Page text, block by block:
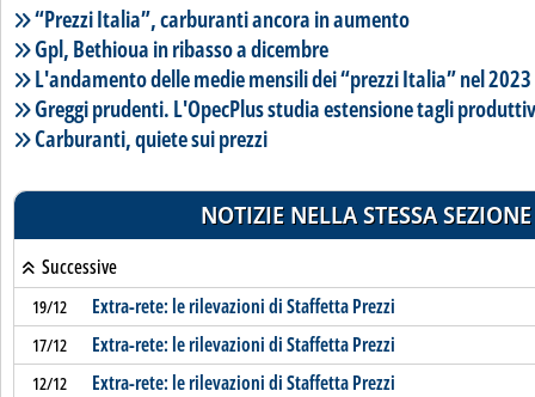
Lista notizie correlate
“Prezzi Italia”, carburanti ancora in aumento
Gpl, Bethioua in ribasso a dicembre
L'andamento delle medie mensili dei “prezzi Italia” nel
Greggi prudenti. L'OpecPlus studia estensione tagli
Carburanti, quiete sui prezzi
NOTIZIE NELLA STESSA SEZIONE
Successive
19/12 Extra-rete: le rilevazioni di Staffetta Prezzi
17/12 Extra-rete: le rilevazioni di Staffetta Prezzi
12/12 Extra-rete: le rilevazioni di Staffetta Prezzi